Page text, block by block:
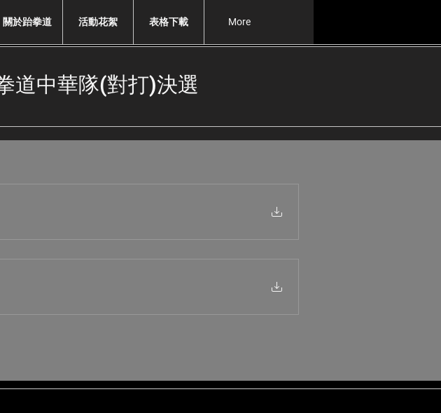
關於跆拳道 活動花絮 表格下載 More
道中華隊(對打)決選